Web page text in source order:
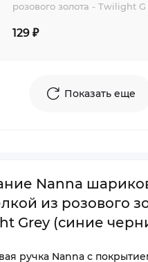
розового золота - Twilight G
129 ₽
Показать еще
Nanna
из розового
Grey (синие
ручка Nanna с